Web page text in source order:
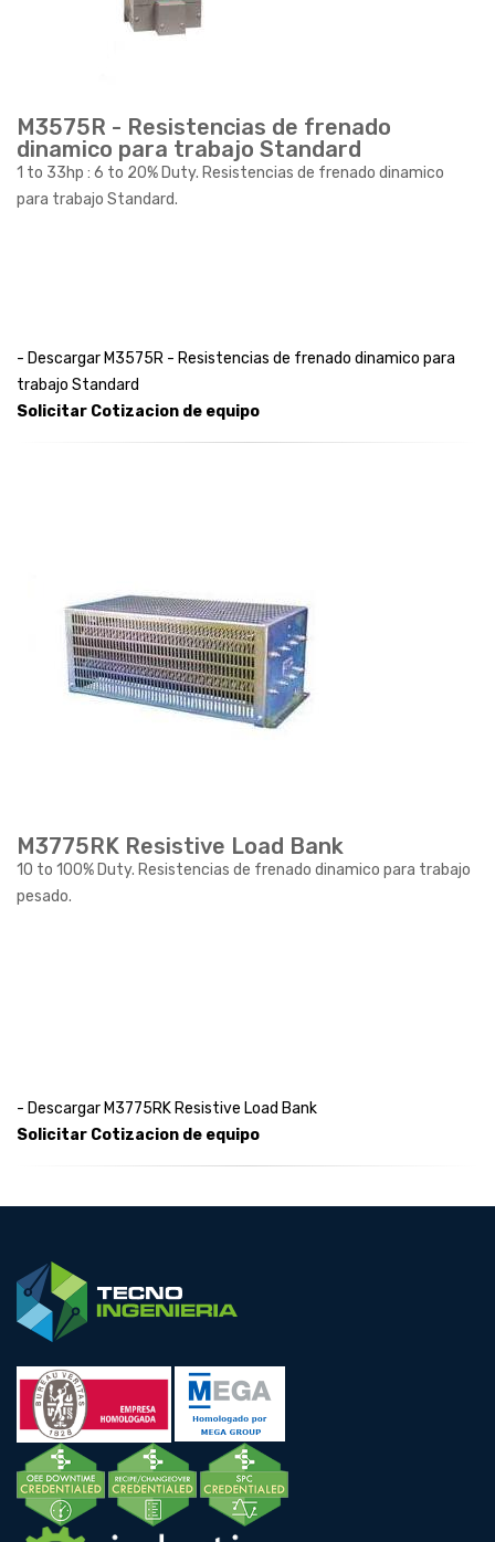
M3575R - Resistencias de frenado
dinamico para trabajo Standard
1 to 33hp : 6 to 20% Duty. Resistencias de frenado dinamico
para trabajo Standard.
- Descargar M3575R - Resistencias de frenado dinamico para
trabajo Standard
Solicitar Cotizacion de equipo
M3775RK Resistive Load Bank
10 to 100% Duty. Resistencias de frenado dinamico para trabajo
pesado.
- Descargar M3775RK Resistive Load Bank
Solicitar Cotizacion de equipo